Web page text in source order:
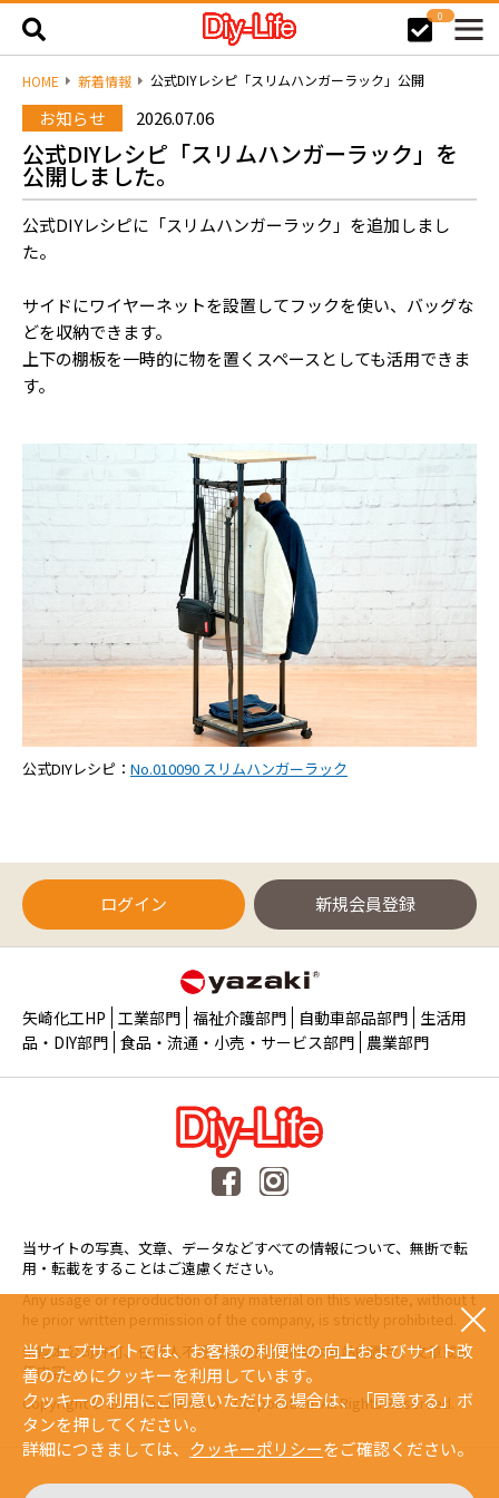
0
HOME 新着情報 公式DIYレシピ「スリムハンガーラック」公開
お知らせ 2026.07.06
公式DIYレシピ「スリムハンガーラック」を
公開しました。
公式DIYレシピに「スリムハンガーラック」を追加しまし
た。
サイドにワイヤーネットを設置してフックを使い、バッグな
どを収納できます。
上下の棚板を一時的に物を置くスペースとしても活用できま
す。
公式DIYレシピ： No.010090 スリムハンガーラック
ログイン 新規会員登録
矢崎化工HP 工業部門 福祉介護部門 自動車部品部門 生活用
品・DIY部門 食品・流通・小売・サービス部門 農業部門
当サイトの写真、文章、データなどすべての情報について、無断で転
用・転載をすることはご遠慮ください。
Any usage or reproduction of any material on this website, without t
he prior written permission of the company, is strictly prohibited.
未經本公司許可、任何人不得擅自使用或複製本網站的圖片、文章或任
何内容。
Copyright © 2015 Yazaki Kako Corporation. All Rights Reserved.
当ウェブサイトでは、お客様の利便性の向上およびサイト改
善のためにクッキーを利用しています。
クッキーの利用にご同意いただける場合は、「同意する」ボ
タンを押してください。
詳細につきましては、 クッキーポリシーをご確認ください。